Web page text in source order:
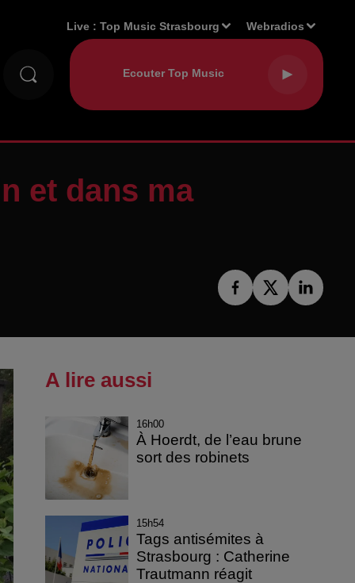
Live :Top Music Strasbourg Webradios
et dans ma
A lire aussi
16h00
À Hoerdt, de l’eau brune
sort des robinets
15h54
Tags antisémites à
Strasbourg : Catherine
Trautmann réagit